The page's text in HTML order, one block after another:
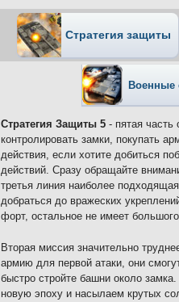
Стратегия защиты
Военные
Стратегия Защиты 5 - пятая
контролировать замки, покупать
действия, если хотите добиться
действий. Сразу обращайте
третья линия наиболее
добраться до вражеских
форт, остальное не имеет
Вторая миссия значительно
армию для первой атаки, они
быстро стройте башни около
новую эпоху и насылаем крутых